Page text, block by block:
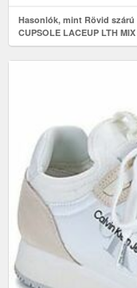
Hasonlók, mint Rövid
CUPSOLE LACEUP LTH MIX